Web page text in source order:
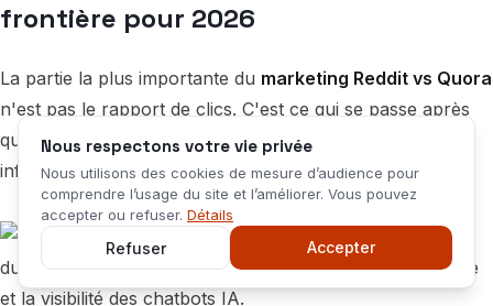
frontière pour 2026
La partie la plus importante du marketing Reddit vs Quora
n'est pas le rapport de clics. C'est ce qui se passe après
que votre contenu quitte la plateforme et commence à
influencer la recherche et les systèmes d'IA.
Nous respectons votre vie privée
Nous utilisons des cookies de mesure d’audience pour
comprendre l’usage du site et l’améliorer. Vous pouvez
accepter ou refuser. Détails
Refuser Accepter